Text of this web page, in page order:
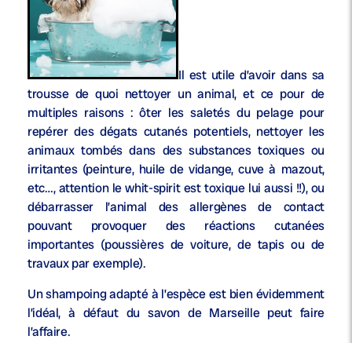
Il est utile d’avoir dans sa
trousse de quoi nettoyer un animal, et ce pour de
multiples raisons : ôter les saletés du pelage pour
repérer des dégats cutanés potentiels, nettoyer les
animaux tombés dans des substances toxiques ou
irritantes (peinture, huile de vidange, cuve à mazout,
etc…, attention le whit-spirit est toxique lui aussi !!), ou
débarrasser l’animal des allergènes de contact
pouvant provoquer des réactions cutanées
importantes (poussières de voiture, de tapis ou de
travaux par exemple).
Un shampoing adapté à l’espèce est bien évidemment
l’idéal, à défaut du savon de Marseille peut faire
l’affaire.